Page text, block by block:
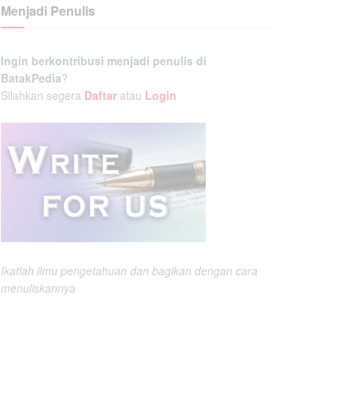
Menjadi Penulis
Ingin berkontribusi menjadi penulis di
BatakPedia?
Silahkan segera Daftar atau Login
Ikatlah ilmu pengetahuan dan bagikan dengan cara
menuliskannya